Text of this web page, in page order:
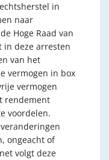
in
naar
Hoge Raad van
in deze arresten
van het
vermogen in box
vermogen
rendement
voordelen.
ongeacht of
volgt deze